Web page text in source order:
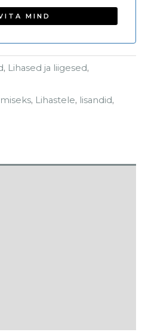
, Lihased ja liigesed,
, Lihastele, lisandid,